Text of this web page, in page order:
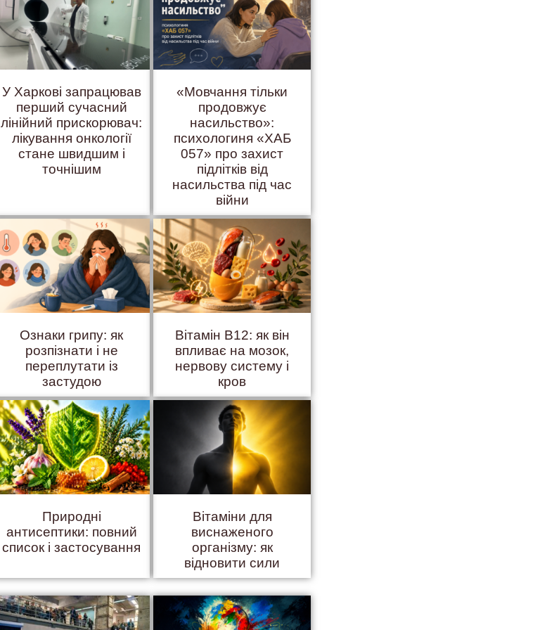
У Харкові запрацював
перший сучасний
лінійний прискорювач:
лікування онкології
стане швидшим і
точнішим
«Мовчання тільки
продовжує
насильство»:
психологиня «ХАБ
057» про захист
підлітків від
насильства під час
війни
Ознаки грипу: як
розпізнати і не
переплутати із
застудою
Вітамін B12: як він
впливає на мозок,
нервову систему і
кров
Природні
антисептики: повний
список і застосування
Вітаміни для
виснаженого
організму: як
відновити сили